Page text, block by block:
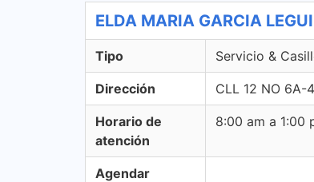
ELDA MARIA GARCIA
Tipo Servicio &
Dirección CLL 12 NO 6A-
Horario de
atención
8:00 am a 1:00
Agendar